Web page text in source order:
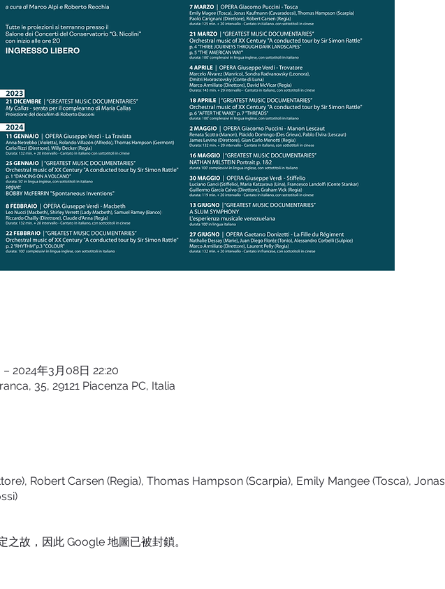
2024年3月08日 22:20
35, 29121 Piacenza PC, Italia
Robert Carsen (Regia), Thomas Hampson (Scarpia), Emily Mangee (Tosca), Jonas
故，因此 Google 地圖已被封鎖。